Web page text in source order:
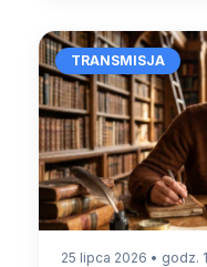
TRANSMISJA
25 lipca 2026 • godz.